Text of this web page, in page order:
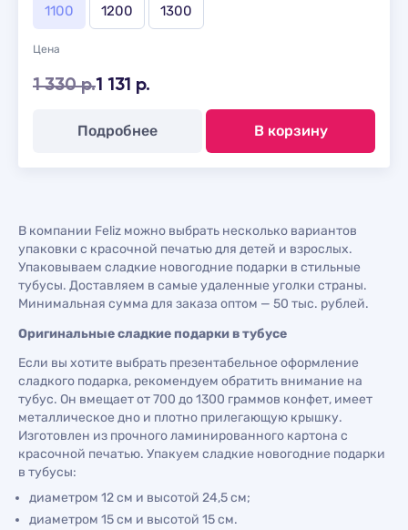
1100 1200 1300
Цена
1 330 р.1 131 р.
Подробнее В корзину
В компании Feliz можно выбрать несколько вариантов
упаковки с красочной печатью для детей и взрослых.
Упаковываем сладкие новогодние подарки в стильные
тубусы. Доставляем в самые удаленные уголки страны.
Минимальная сумма для заказа оптом — 50 тыс. рублей.
Оригинальные сладкие подарки в тубусе
Если вы хотите выбрать презентабельное оформление
сладкого подарка, рекомендуем обратить внимание на
тубус. Он вмещает от 700 до 1300 граммов конфет, имеет
металлическое дно и плотно прилегающую крышку.
Изготовлен из прочного ламинированного картона с
красочной печатью. Упакуем сладкие новогодние подарки
в тубусы:
диаметром 12 см и высотой 24,5 см;
диаметром 15 см и высотой 15 см.